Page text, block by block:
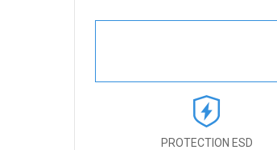
PROTECTION ESD